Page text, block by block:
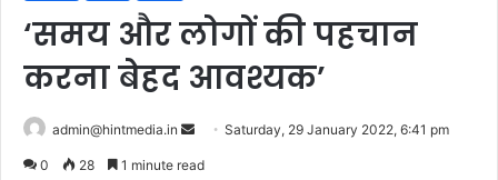
‘समय और लोगों की पहचान
करना बेहद आवश्यक’
admin@hintmedia.in
SendSaturday, 29 January 2022, 6:41 pm
0 28 1 minute read